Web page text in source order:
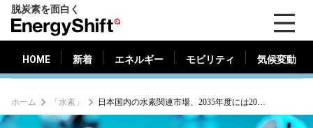
脱炭素を面白く
ナ
ジ
ー
フ
HOME 新着 エネルギー モビリティ 気候変動
新着 エネルギー 気候変動
ホーム 「水素」 日本国内の水素関連市場、2035年度には2020年度比268倍の4.7兆円に 富士経済が予測